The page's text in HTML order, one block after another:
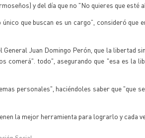
y del día que no "No quieres que esté
que buscan es un cargo”, consideró que
Juan Domingo Perón, que la libertad
todo", asegurando que "esa es la
personales", haciéndoles saber que "que
la mejor herramienta para lograrlo y cada